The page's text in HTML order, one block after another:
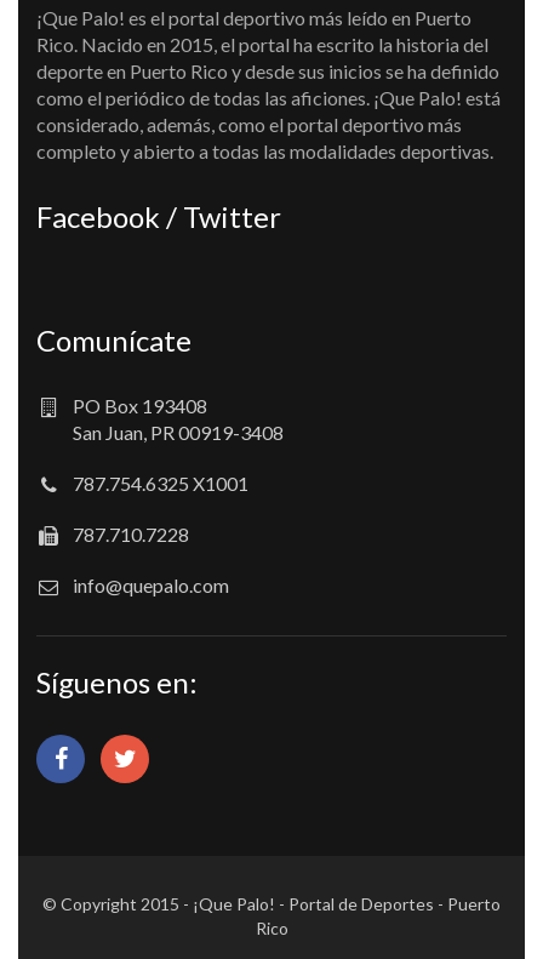
¡Que Palo! es el portal deportivo más leído en Puerto
Rico. Nacido en 2015, el portal ha escrito la historia del
deporte en Puerto Rico y desde sus inicios se ha definido
como el periódico de todas las aficiones. ¡Que Palo! está
considerado, además, como el portal deportivo más
completo y abierto a todas las modalidades deportivas.
Facebook / Twitter
Comunícate
PO Box 193408
San Juan, PR 00919-3408
787.754.6325 X1001
787.710.7228
info@quepalo.com
Síguenos en:
© Copyright 2015 - ¡Que Palo! - Portal de Deportes - Puerto
Rico